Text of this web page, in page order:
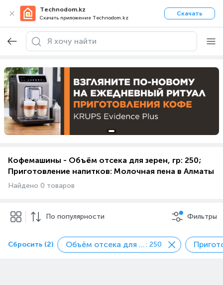
Technodom.kz
Скачать приложение Technodom.kz
Скачать
Кофемашины - Объём отсека для зерен, гр: 250;
Приготовление напитков: Молочная пена в Алматы
Найдено 0 товаров
По популярности Фильтры
Сбросить (2) Объём отсека для зерен, гр: 250